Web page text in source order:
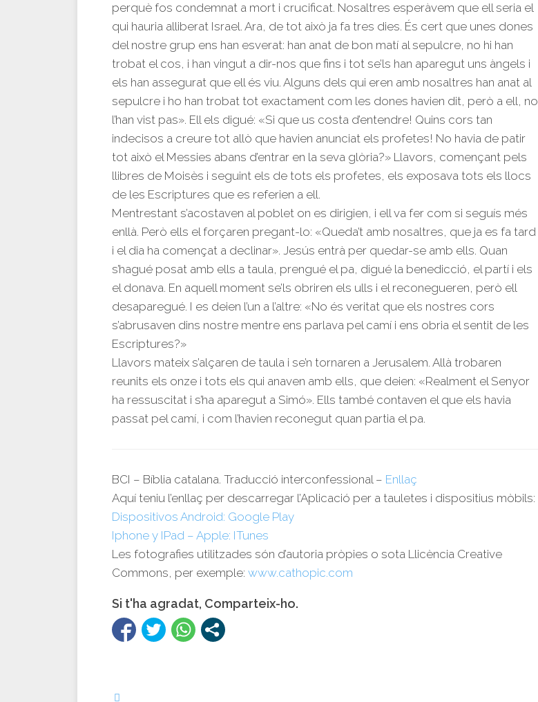
perquè fos condemnat a mort i crucificat. Nosaltres esperàvem que ell seria el
qui hauria alliberat Israel. Ara, de tot això ja fa tres dies. És cert que unes dones
del nostre grup ens han esverat: han anat de bon matí al sepulcre, no hi han
trobat el cos, i han vingut a dir-nos que fins i tot se’ls han aparegut uns àngels i
els han assegurat que ell és viu. Alguns dels qui eren amb nosaltres han anat al
sepulcre i ho han trobat tot exactament com les dones havien dit, però a ell, no
l’han vist pas». Ell els digué: «Si que us costa d’entendre! Quins cors tan
indecisos a creure tot allò que havien anunciat els profetes! No havia de patir
tot això el Messies abans d’entrar en la seva glòria?» Llavors, començant pels
llibres de Moisès i seguint els de tots els profetes, els exposava tots els llocs
de les Escriptures que es referien a ell.
Mentrestant s’acostaven al poblet on es dirigien, i ell va fer com si seguís més
enllà. Però ells el forçaren pregant-lo: «Queda’t amb nosaltres, que ja es fa tard
i el dia ha començat a declinar». Jesús entrà per quedar-se amb ells. Quan
s’hagué posat amb ells a taula, prengué el pa, digué la benedicció, el partí i els
el donava. En aquell moment se’ls obriren els ulls i el reconegueren, però ell
desaparegué. I es deien l’un a l’altre: «No és veritat que els nostres cors
s’abrusaven dins nostre mentre ens parlava pel camí i ens obria el sentit de les
Escriptures?»
Llavors mateix s’alçaren de taula i se’n tornaren a Jerusalem. Allà trobaren
reunits els onze i tots els qui anaven amb ells, que deien: «Realment el Senyor
ha ressuscitat i s’ha aparegut a Simó». Ells també contaven el que els havia
passat pel camí, i com l’havien reconegut quan partia el pa.
BCI – Bíblia catalana. Traducció interconfessional – Enllaç
Aquí teniu l’enllaç per descarregar l’Aplicació per a tauletes i dispositius mòbils:
Dispositivos Android: Google Play
Iphone y IPad – Apple: ITunes
Les fotografies utilitzades són d’autoria pròpies o sota Llicència Creative
Commons, per exemple: www.cathopic.com
Si t'ha agradat, Comparteix-ho.